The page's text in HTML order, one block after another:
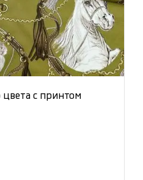
цвета с принтом